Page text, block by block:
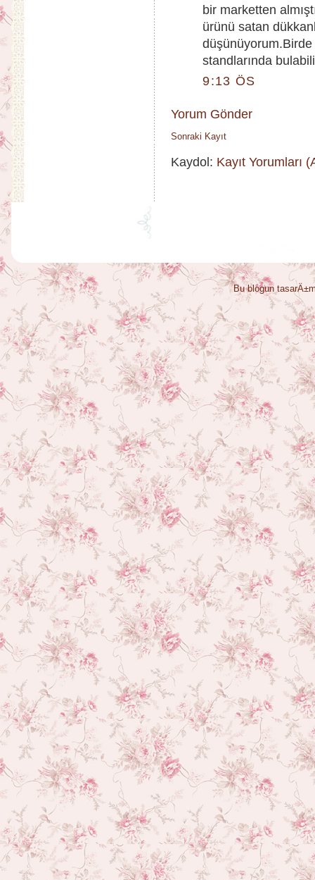
bir marketten
ürünü satan
standlarında
9:13 ÖS
Yorum Gönder
Sonraki Kayıt
Kaydol: Kayıt Yorumları
Bu blogun